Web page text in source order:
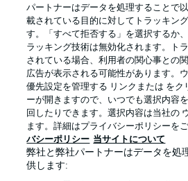
Football as it's
BUNDESLIGA APP
Official Partners
パートナーはデータを処理することで
載されている目的に対してトラッキン
す。「すべて拒否する」を選択するか
ラッキング技術は無効化されます。ト
されている場合、利用者の関心事との
広告が表示される可能性があります。
優先設定を管理する リンクまたは をク
ーが開きますので、いつでも選択内容
回したりできます。選択内容は当社の
ます。詳細はプライバシーポリシーを
バシーポリシー 当サイトについて
弊社と弊社パートナーはデータを処
供します: